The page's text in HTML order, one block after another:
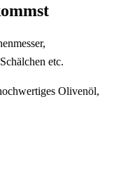
etc.
Olivenöl,